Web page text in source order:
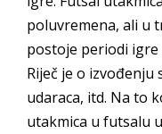
poluvremena, ali u
postoje periodi igre
Riječ je o izvođenju
udaraca, itd. Na to
utakmica u futsalu